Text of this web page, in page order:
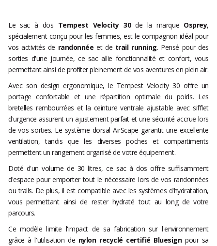
Le sac à dos Tempest Velocity 30de la marque Osprey,
spécialement conçu pour les femmes, est le compagnon idéal pour
vos activités de randonnée et de trail running. Pensé pour des
sorties d'une journée, ce sac allie fonctionnalité et confort, vous
permettant ainsi de profiter pleinement de vos aventures en plein air.
Avec son design ergonomique, le Tempest Velocity 30 offre un
portage confortable et une répartition optimale du poids. Les
bretelles rembourrées et la ceinture ventrale ajustable avec sifflet
d'urgence assurent un ajustement parfait et une sécurité accrue lors
de vos sorties. Le système dorsal AirScape garantit une excellente
ventilation, tandis que les diverses poches et compartiments
permettent un rangement organisé de votre équipement.
Doté d'un volume de 30 litres, ce sac à dos offre suffisamment
d'espace pour emporter tout le nécessaire lors de vos randonnées
ou trails. De plus, il est compatible avec les systèmes d'hydratation,
vous permettant ainsi de rester hydraté tout au long de votre
parcours.
Ce modèle limite l'impact de sa fabrication sur l'environnement
grâce à l'utilisation de nylon recyclé certifié Bluesignpour sa